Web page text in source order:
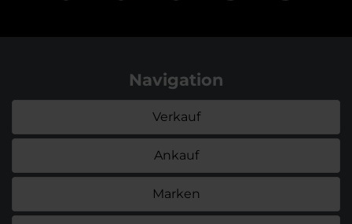
Navigation
Verkauf
Ankauf
Marken